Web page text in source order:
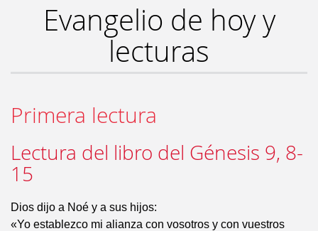
Evangelio de hoy y
lecturas
Primera lectura
Lectura del libro del Génesis 9, 8-
15
Dios dijo a Noé y a sus hijos:
«Yo establezco mi alianza con vosotros y con vuestros